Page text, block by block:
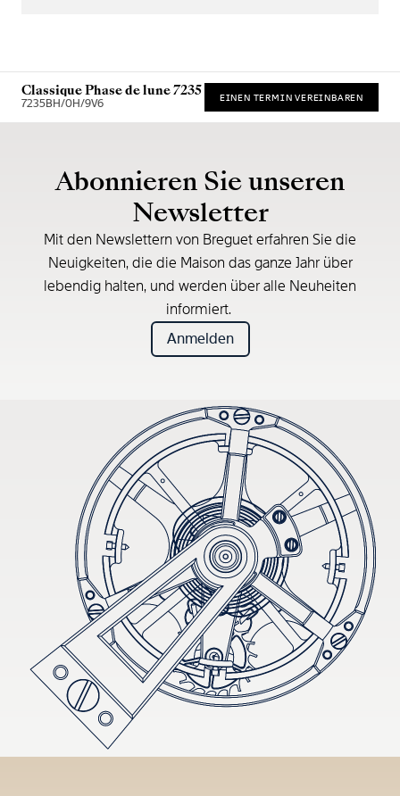
Classique Phase de lune 7235
7235BH/0H/9V6 EINEN TERMIN VEREINBAREN
Abonnieren Sie unseren
Newsletter
Mit den Newslettern von Breguet erfahren Sie die
Neuigkeiten, die die Maison das ganze Jahr über
lebendig halten, und werden über alle Neuheiten
informiert.
Anmelden